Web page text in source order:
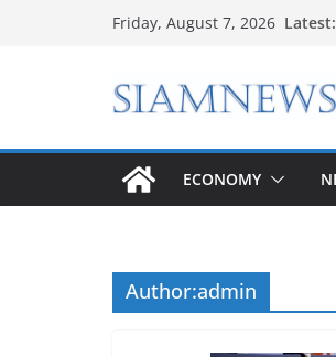
Friday, August 7, 2026 Latest:
ECONOMY
Author:admin